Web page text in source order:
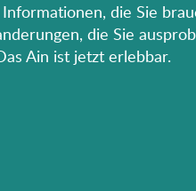
die Sie
die Sie
Ain ist jetzt erlebbar.